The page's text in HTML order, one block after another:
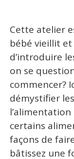
Cette atelier
bébé vieillit
d’introduire
on se
commencer?
démystifier
certains
façons de
bâtissez une